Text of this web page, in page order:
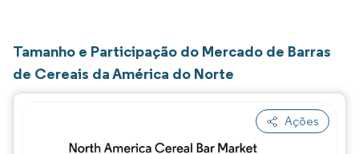
Tamanho e Participação do Mercado de Barras
de Cereais da América do Norte
Ações